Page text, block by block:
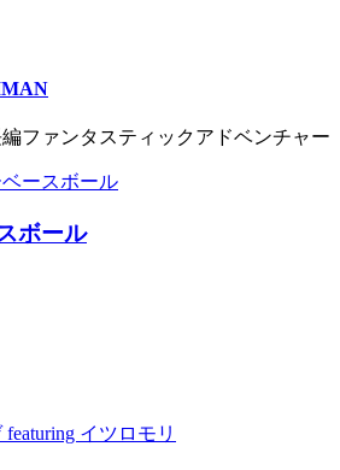
ファンタスティックアドベンチャー
ボール